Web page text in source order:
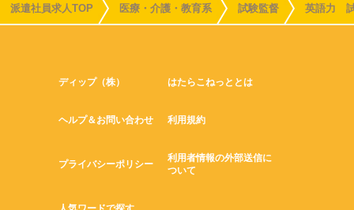
派遣社員求人TOP 医療・介護・教育系 試験監督 英語力
ディップ（株） はたらこねっととは
ヘルプ＆お問い合わせ 利用規約
プライバシーポリシー
利用者情報の外部送信に
ついて